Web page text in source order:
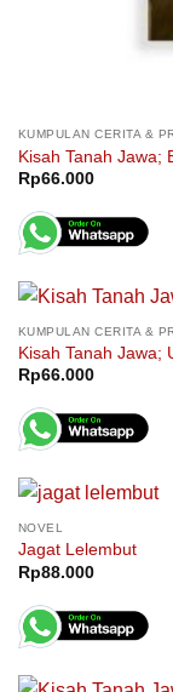
KUMPULAN CERITA &
Kisah Tanah Jawa;
Rp66.000
KUMPULAN CERITA &
Kisah Tanah Jawa;
Rp66.000
NOVEL
Jagat Lelembut
Rp88.000